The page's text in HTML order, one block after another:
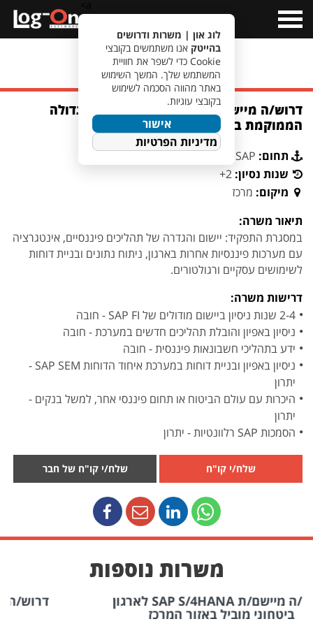
Menu
מעבר לחיפוש משרות
דרוש/ה מיישם/ת SAP FI לחברת ביטוח גדולה
הממוקמת בפתח תקווה
תחום: SAP
שנות נסיון: 2+
מיקום: מרכז
תיאור משרה:
במסגרת התפקיד: יישום והגדרה של תהליכים פיננסיים, אינטגרציה
עם מערכות פיננסיות אחרות בארגון, ניתוח נתונים ובניית דוחות
לשימושים עסקיים ורגולטורים.
דרישות משרה:
2-4 שנות ניסיון ביישום מודולים של SAP FI - חובה
ניסיון באפיון והובלת תהליכים חדשים במערכת - חובה
ידע בתהליכי חשבונאות פיננסית - חובה
ניסיון באפיון ובניית דוחות במערכת איחוד הדוחות SAP SEM -
יתרון
היכרות עם עולם הביטוח או תחום פיננסי אחר, למשל בנקים -
יתרון
הסמכות SAP רלוונטיות - יתרון
שלח/י קו"ח שלח/י קו"ח של חבר
משרות נוספות
דרוש/ה מדריך/ה מטמיע/ה SAP MM למשרד
ממשלתי באיירפורט סיטי
לוג און | משרות ודרושים
בהייטק אנו משתמשים בקובצי
Cookie כדי לשפר את חוויית
המשתמש שלך. המשך השימוש
באתר מהווה הסכמה לשימוש
בקובצי עוגיות.
אישור
מדיניות הפרטיות